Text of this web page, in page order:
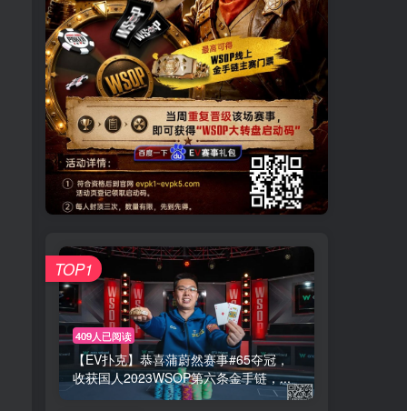
409人已阅读
【EV扑克】恭喜蒲蔚然赛事#65夺冠，
收获国人2023WSOP第六条金手链，...
TOP1